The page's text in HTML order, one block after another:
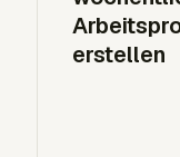
erstellen